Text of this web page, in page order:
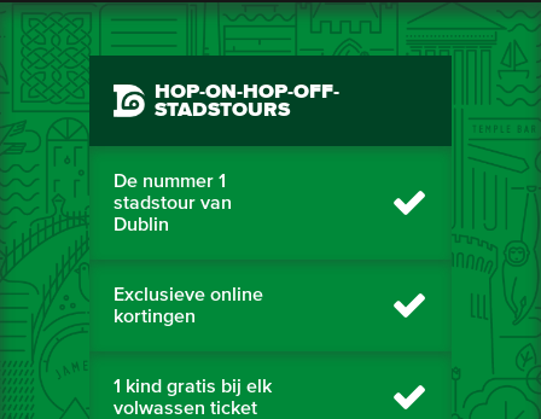
HOP-ON-HOP-OFF-
STADSTOURS
De nummer 1
stadstour van
Dublin
Exclusieve online
kortingen
1 kind gratis bij elk
volwassen ticket